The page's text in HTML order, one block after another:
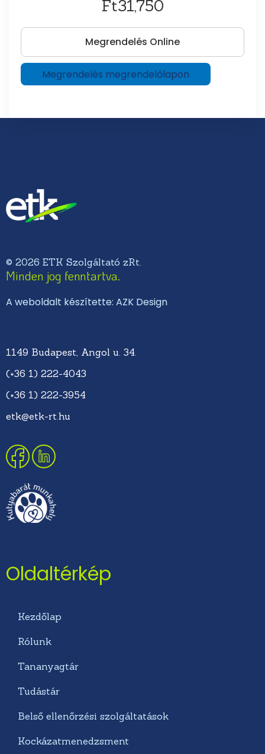
Ft31,750
Megrendelés Online
Megrendelés megrendelőlapon
© 2026 ETK Szolgáltató zRt.
Minden jog fenntartva.
A weboldalt készítette: AZK Design
1149 Budapest, Angol u. 34.
(+36 1) 222-4043
(+36 1) 222-3954
etk@etk-rt.hu
Oldaltérkép
Kezdőlap
Rólunk
Tananyagtár
Tudástár
Belső ellenőrzési szolgáltatások
Kockázatmenedzsment